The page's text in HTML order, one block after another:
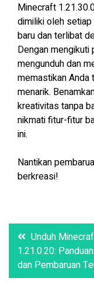
Minecraft
dimiliki oleh setiap
baru dan terlibat
Dengan mengikuti
mengunduh dan
memastikan Anda
menarik.
kreativitas tanpa
nikmati fitur-fitur
ini.
Nantikan
berkreasi!
Post
navigation
Unduh
1.21.0.20:
dan Pembaruan